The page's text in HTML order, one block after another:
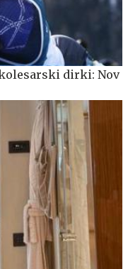
dirki: Nov